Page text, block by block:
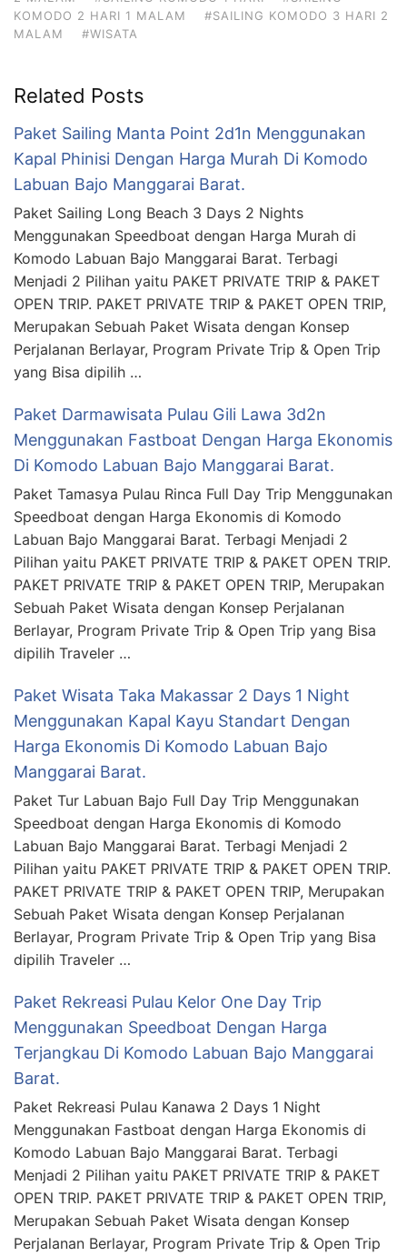
KOMODO 2 HARI 1 MALAM
#SAILING KOMODO 3 HARI 2
MALAM
#WISATA
Related Posts
Paket Sailing Manta Point 2d1n Menggunakan
Kapal Phinisi Dengan Harga Murah Di Komodo
Labuan Bajo Manggarai Barat.
Paket Sailing Long Beach 3 Days 2 Nights
Menggunakan Speedboat dengan Harga Murah di
Komodo Labuan Bajo Manggarai Barat. Terbagi
Menjadi 2 Pilihan yaitu PAKET PRIVATE TRIP & PAKET
OPEN TRIP. PAKET PRIVATE TRIP & PAKET OPEN TRIP,
Merupakan Sebuah Paket Wisata dengan Konsep
Perjalanan Berlayar, Program Private Trip & Open Trip
yang Bisa dipilih …
Paket Darmawisata Pulau Gili Lawa 3d2n
Menggunakan Fastboat Dengan Harga Ekonomis
Di Komodo Labuan Bajo Manggarai Barat.
Paket Tamasya Pulau Rinca Full Day Trip Menggunakan
Speedboat dengan Harga Ekonomis di Komodo
Labuan Bajo Manggarai Barat. Terbagi Menjadi 2
Pilihan yaitu PAKET PRIVATE TRIP & PAKET OPEN TRIP.
PAKET PRIVATE TRIP & PAKET OPEN TRIP, Merupakan
Sebuah Paket Wisata dengan Konsep Perjalanan
Berlayar, Program Private Trip & Open Trip yang Bisa
dipilih Traveler …
Paket Wisata Taka Makassar 2 Days 1 Night
Menggunakan Kapal Kayu Standart Dengan
Harga Ekonomis Di Komodo Labuan Bajo
Manggarai Barat.
Paket Tur Labuan Bajo Full Day Trip Menggunakan
Speedboat dengan Harga Ekonomis di Komodo
Labuan Bajo Manggarai Barat. Terbagi Menjadi 2
Pilihan yaitu PAKET PRIVATE TRIP & PAKET OPEN TRIP.
PAKET PRIVATE TRIP & PAKET OPEN TRIP, Merupakan
Sebuah Paket Wisata dengan Konsep Perjalanan
Berlayar, Program Private Trip & Open Trip yang Bisa
dipilih Traveler …
Paket Rekreasi Pulau Kelor One Day Trip
Menggunakan Speedboat Dengan Harga
Terjangkau Di Komodo Labuan Bajo Manggarai
Barat.
Paket Rekreasi Pulau Kanawa 2 Days 1 Night
Menggunakan Fastboat dengan Harga Ekonomis di
Komodo Labuan Bajo Manggarai Barat. Terbagi
Menjadi 2 Pilihan yaitu PAKET PRIVATE TRIP & PAKET
OPEN TRIP. PAKET PRIVATE TRIP & PAKET OPEN TRIP,
Merupakan Sebuah Paket Wisata dengan Konsep
Perjalanan Berlayar, Program Private Trip & Open Trip